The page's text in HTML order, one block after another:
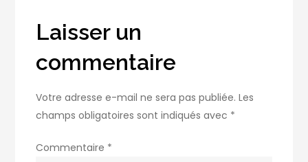
Laisser un
commentaire
Votre adresse e-mail ne sera pas publiée. Les
champs obligatoires sont indiqués avec *
Commentaire *